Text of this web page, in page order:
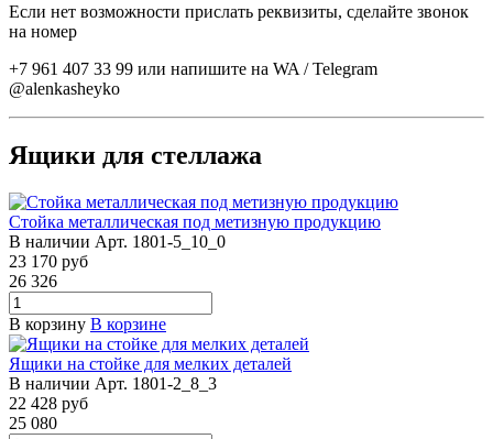
Если нет возможности прислать реквизиты, сделайте звонок
на номер
+7 961 407 33 99 или напишите на WA / Telegram
@alenkasheyko
Ящики для стеллажа
Стойка металлическая под метизную продукцию
В наличии Арт. 1801-5_10_0
23 170 руб
26 326
В корзину В корзине
Ящики на стойке для мелких деталей
В наличии Арт. 1801-2_8_3
22 428 руб
25 080